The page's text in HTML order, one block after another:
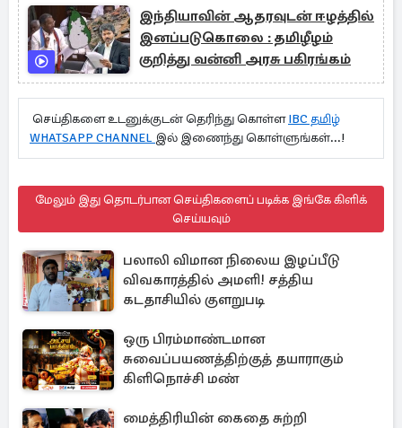
இந்தியாவின் ஆதரவுடன் ஈழத்தில்
இனப்படுகொலை : தமிழீழம்
குறித்து வன்னி அரசு பகிரங்கம்
செய்திகளை உடனுக்குடன் தெரிந்து கொள்ளIBC தமிழ்
WHATSAPP CHANNEL இல் இணைந்து கொள்ளுங்கள்...!
மேலும் இது தொடர்பான செய்திகளைப் படிக்க இங்கே கிளிக்
செய்யவும்
பலாலி விமான நிலைய இழப்பீடு
விவகாரத்தில் அமளி! சத்திய
கடதாசியில் குளறுபடி
ஒரு பிரம்மாண்டமான
சுவைப்பயணத்திற்குத் தயாராகும்
கிளிநொச்சி மண்
மைத்திரியின் கைதை சுற்றி